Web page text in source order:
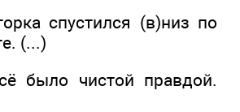
спустился (в)низ по
(...)
чистой правдой.